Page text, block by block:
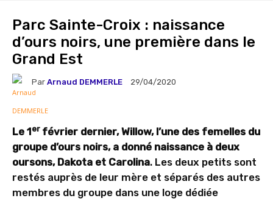
Parc Sainte-Croix : naissance
d’ours noirs, une première dans le
Grand Est
Par Arnaud DEMMERLE 29/04/2020
Le 1erfévrier dernier, Willow, l’une des femelles du
groupe d’ours noirs, a donné naissance à deux
oursons, Dakota et Carolina. Les deux petits sont
restés auprès de leur mère et séparés des autres
membres du groupe dans une loge dédiée